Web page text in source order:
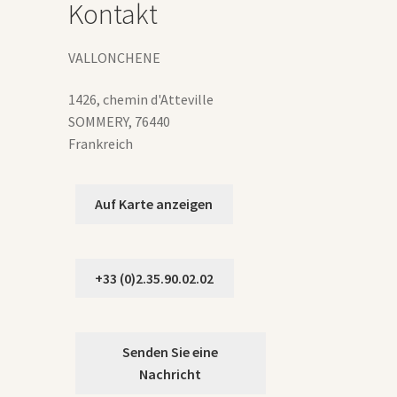
Kontakt
VALLONCHENE
1426, chemin d'Atteville
SOMMERY, 76440
Frankreich
Auf Karte anzeigen
+33 (0)2.35.90.02.02
Senden Sie eine
Nachricht